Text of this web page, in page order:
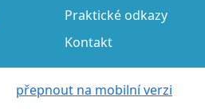
Praktické odkazy
Kontakt
přepnout na mobilní verzi